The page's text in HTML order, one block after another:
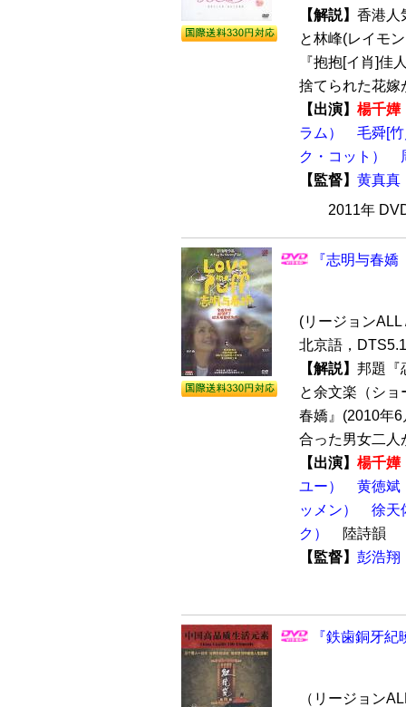
【解説】 香港人
と林峰(レイモ
『抱抱[イ肖]佳
捨てられた花嫁
【出演】 楊千嬅
ラム）
毛舜[
ク・コット）
【監督】 黄真真
2011年
『志明与春
(リージョン
北京語，
【解説】 邦題『
と余文楽（シ
春嬌』(2010年
合った男女二人
【出演】 楊千嬅
ユー）
黄徳斌
ッメン）
徐天
ク）
陸詩韻
【監督】 彭浩翔
『鉄歯銅牙
（リージョン